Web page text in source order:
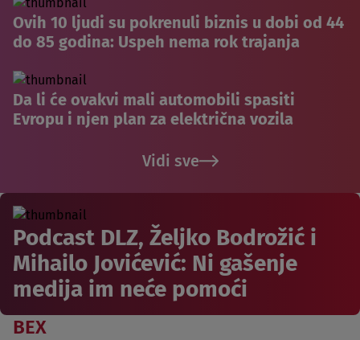
Ovih 10 ljudi su pokrenuli biznis u dobi od 44
do 85 godina: Uspeh nema rok trajanja
Da li će ovakvi mali automobili spasiti
Evropu i njen plan za električna vozila
Vidi sve
Podcast DLZ, Željko Bodrožić i
Mihailo Jovićević: Ni gašenje
medija im neće pomoći
BEX